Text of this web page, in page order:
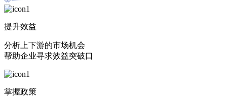
提升效益
分析上下游的市场机会
帮助企业寻求效益突破口
掌握政策